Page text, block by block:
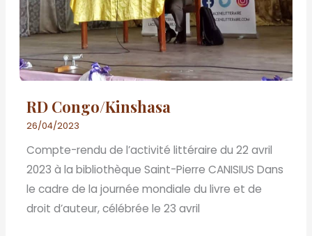
RD Congo/Kinshasa
26/04/2023
Compte-rendu de l’activité littéraire du 22 avril
2023 à la bibliothèque Saint-Pierre CANISIUS Dans
le cadre de la journée mondiale du livre et de
droit d’auteur, célébrée le 23 avril